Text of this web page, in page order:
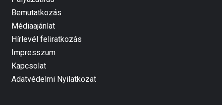
Bemutatkozás
Médiaajánlat
Hírlevél feliratkozás
Impresszum
Kapcsolat
Adatvédelmi Nyilatkozat